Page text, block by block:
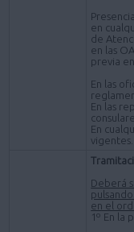
en
de
en las
previa
En las
En las
En
vigentes.
Deberá
en el
1º En la